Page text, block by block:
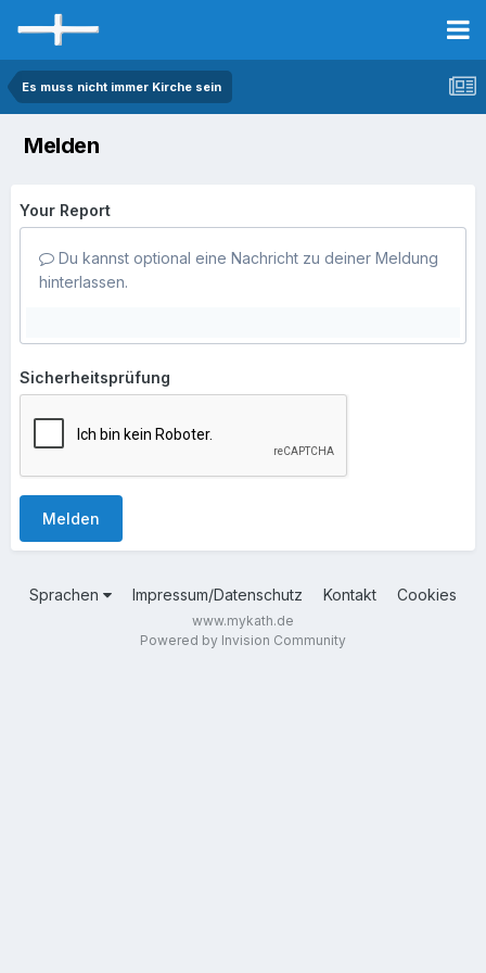
Es muss nicht immer Kirche sein
Melden
Your Report
Du kannst optional eine Nachricht zu deiner Meldung
hinterlassen.
Sicherheitsprüfung
Melden
Sprachen Impressum/Datenschutz Kontakt Cookies
www.mykath.de
Powered by Invision Community